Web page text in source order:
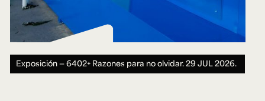
Exposición — 6402+ Razones para no olvidar.29 JUL 2026.